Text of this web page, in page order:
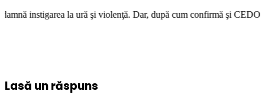
la ură şi violenţă. Dar, după cum confirmă şi CEDO în cazul
Lasă un răspuns